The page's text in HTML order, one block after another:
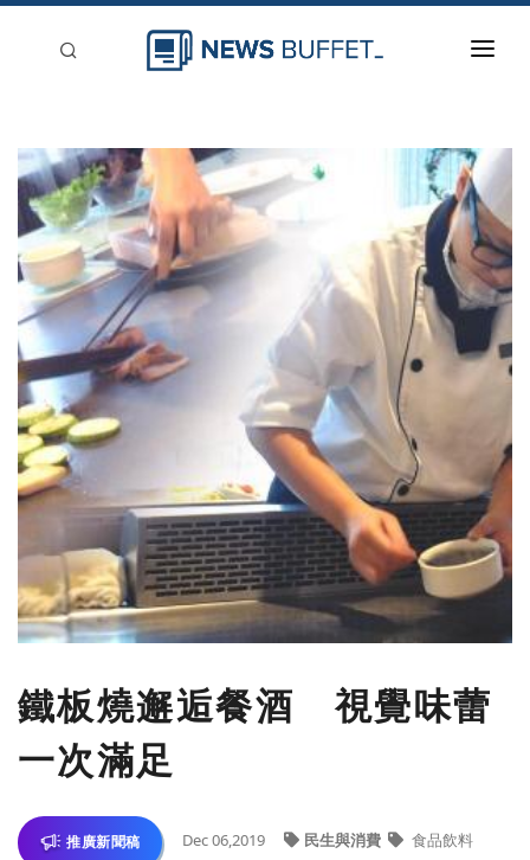
新聞稿分類
登入
刊登
鐵板燒邂逅餐酒 視覺味蕾
一次滿足
推廣新聞稿 Dec 06,2019 民生與消費 食品飲料